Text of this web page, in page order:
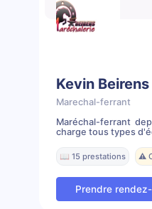
Kevin Beirens
Marechal-ferrant
Maréchal-ferrant
charge tous types
📖 15 prestations ⚠️
Prendre